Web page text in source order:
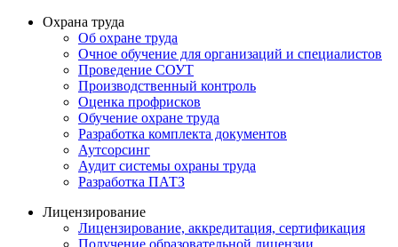
Охрана труда
Об охране труда
Очное обучение для организаций и специалистов
Проведение СОУТ
Производственный контроль
Оценка профрисков
Обучение охране труда
Разработка комплекта документов
Аутсорсинг
Аудит системы охраны труда
Разработка ПАТЗ
Лицензирование
Лицензирование, аккредитация, сертификация
Получение образовательной лицензии